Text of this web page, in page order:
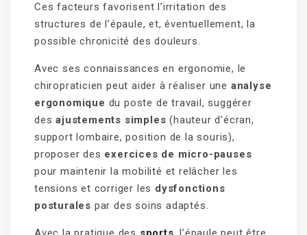
Ces facteurs favorisent l’irritation des
structures de l’épaule, et, éventuellement, la
possible chronicité des douleurs.
Avec ses connaissances en ergonomie, le
chiropraticien peut aider à réaliser une analyse
ergonomique du poste de travail, suggérer
desajustements simples (hauteur d’écran,
support lombaire, position de la souris),
proposer des exercices de micro-pauses
pour maintenir la mobilité et relâcher les
tensions et corriger les dysfonctions
posturales par des soins adaptés.